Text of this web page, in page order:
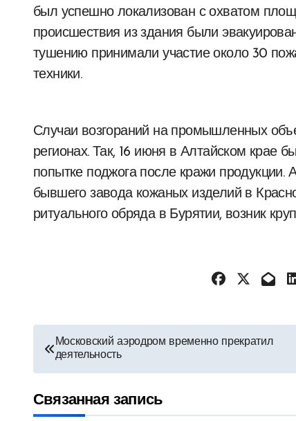
был успешно локализован с охватом
происшествия из здания были
тушению принимали участие около 30
техники.
Случаи возгораний на промышленных
регионах. Так, 16 июня в Алтайском крае
попытке поджога после кражи
бывшего завода кожаных изделий в
ритуального обряда в Бурятии, возник
Навигация
по
записям
Московский аэродром временно прекратил
деятельность
Связанная запись